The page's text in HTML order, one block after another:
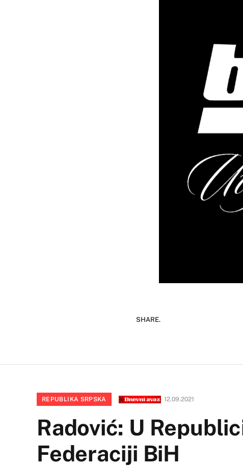
SHARE.
REPUBLIKA SRPSKA 12.09.2021
Radović: U
Federaciji BiH